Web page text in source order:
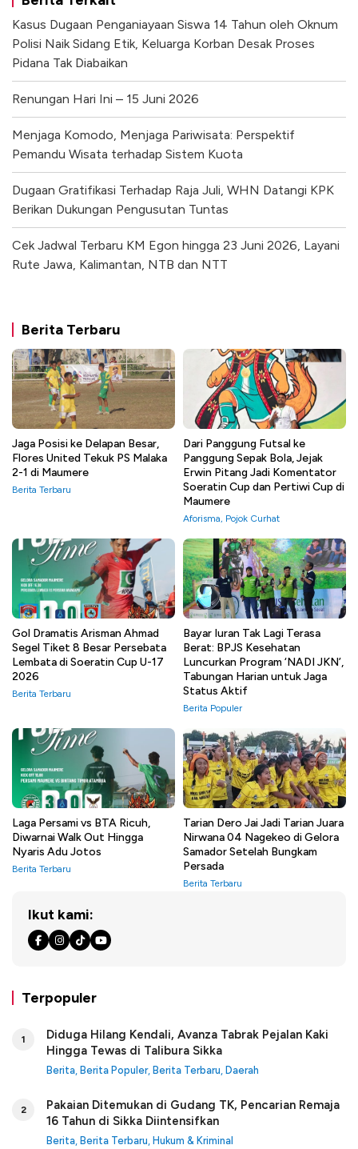
Kasus Dugaan Penganiayaan Siswa 14 Tahun oleh Oknum
Polisi Naik Sidang Etik, Keluarga Korban Desak Proses
Pidana Tak Diabaikan
Renungan Hari Ini – 15 Juni 2026
Menjaga Komodo, Menjaga Pariwisata: Perspektif
Pemandu Wisata terhadap Sistem Kuota
Dugaan Gratifikasi Terhadap Raja Juli, WHN Datangi KPK
Berikan Dukungan Pengusutan Tuntas
Cek Jadwal Terbaru KM Egon hingga 23 Juni 2026, Layani
Rute Jawa, Kalimantan, NTB dan NTT
Berita Terbaru
Jaga Posisi ke Delapan Besar,
Flores United Tekuk PS Malaka
2-1 di Maumere
Berita Terbaru
Dari Panggung Futsal ke
Panggung Sepak Bola, Jejak
Erwin Pitang Jadi Komentator
Soeratin Cup dan Pertiwi Cup di
Maumere
Aforisma, Pojok Curhat
Gol Dramatis Arisman Ahmad
Segel Tiket 8 Besar Persebata
Lembata di Soeratin Cup U-17
2026
Berita Terbaru
Bayar Iuran Tak Lagi Terasa
Berat: BPJS Kesehatan
Luncurkan Program ‘NADI JKN’,
Tabungan Harian untuk Jaga
Status Aktif
Berita Populer
Laga Persami vs BTA Ricuh,
Diwarnai Walk Out Hingga
Nyaris Adu Jotos
Berita Terbaru
Tarian Dero Jai Jadi Tarian Juara
Nirwana 04 Nagekeo di Gelora
Samador Setelah Bungkam
Persada
Berita Terbaru
Ikut kami:
Terpopuler
1
Diduga Hilang Kendali, Avanza Tabrak Pejalan Kaki
Hingga Tewas di Talibura Sikka
Berita, Berita Populer, Berita Terbaru, Daerah
2
Pakaian Ditemukan di Gudang TK, Pencarian Remaja
16 Tahun di Sikka Diintensifkan
Berita, Berita Terbaru, Hukum & Kriminal